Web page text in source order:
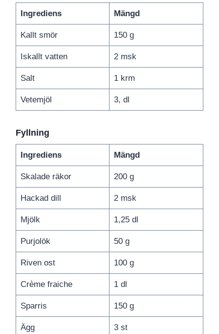
Ingrediens Mängd
Kallt smör 150 g
Iskallt vatten 2 msk
Salt 1 krm
Vetemjöl 3, dl
Fyllning
Ingrediens Mängd
Skalade räkor 200 g
Hackad dill 2 msk
Mjölk 1,25 dl
Purjolök 50 g
Riven ost 100 g
Crème fraiche 1 dl
Sparris 150 g
Ägg 3 st